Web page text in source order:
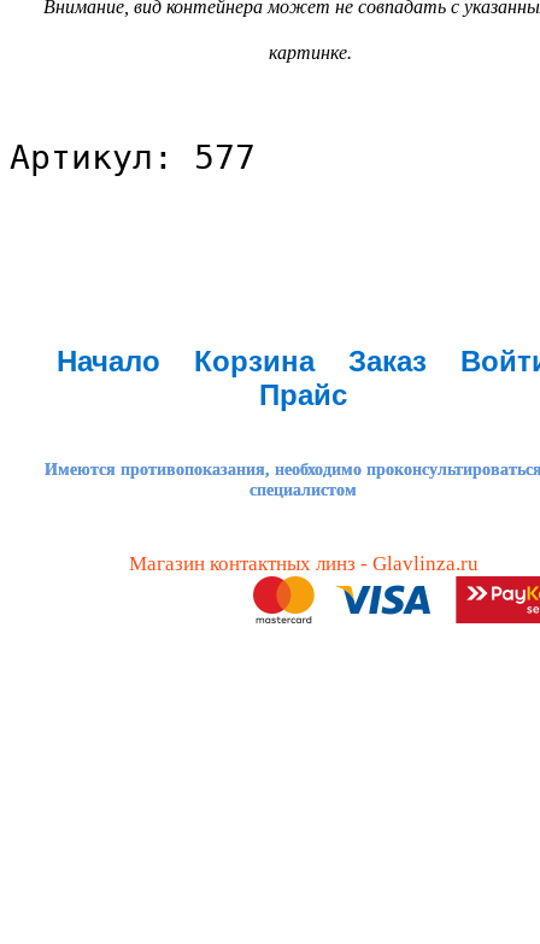
Внимание, вид контейнера может не совпадать с
картинке.
Артикул: 577
Начало Корзина Заказ
Прайс
Имеются противопоказания, необходимо
специалистом
Магазин контактных линз - Glavlinza.ru